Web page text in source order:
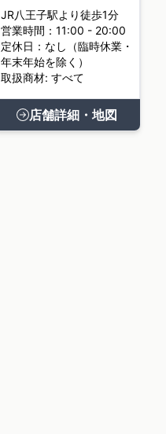
JR八王子駅より徒歩1分
営業時間：11:00 - 20:00
定休日：なし（臨時休業・
年末年始を除く）
取扱商材: すべて
店舗詳細・地図